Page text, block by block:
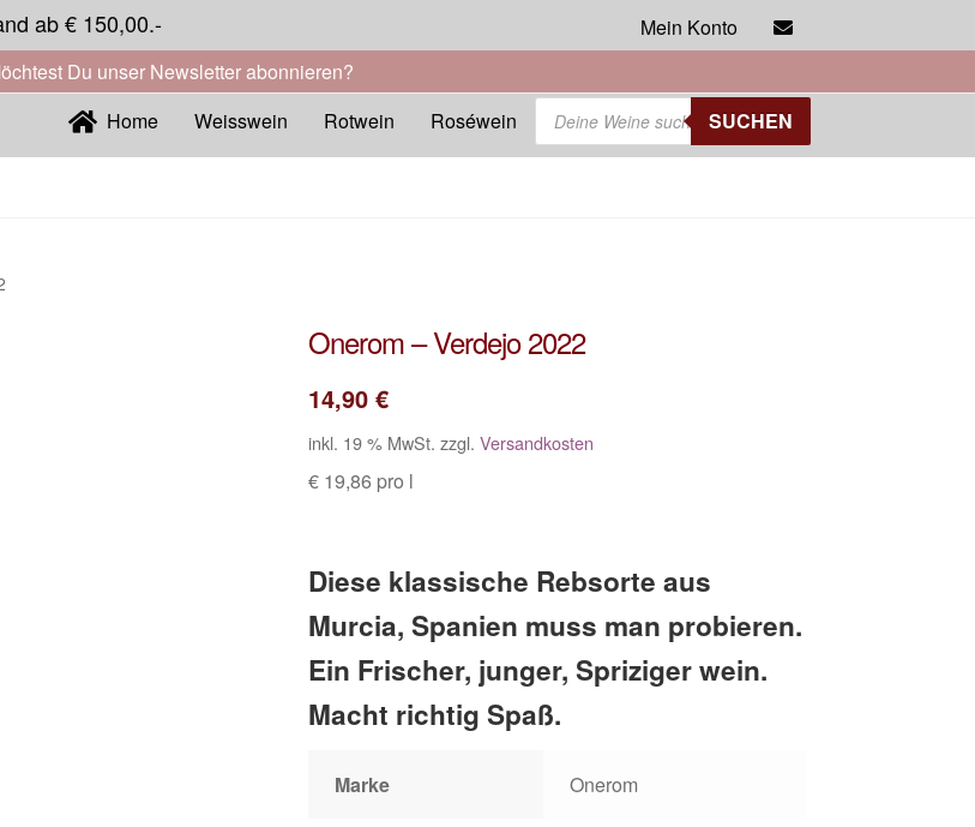
ab € 150,00.-
Mein Konto
Du unser Newsletter abonnieren?
Home
Weisswein Rotwein Roséwein
Products
search SUCHEN
Onerom – Verdejo 2022
14,90 €
inkl. 19 % MwSt. zzgl. Versandkosten
€ 19,86 pro l
Diese klassische Rebsorte aus
Murcia, Spanien muss man probieren.
Ein Frischer, junger, Spriziger wein.
Macht richtig Spaß.
Marke Onerom